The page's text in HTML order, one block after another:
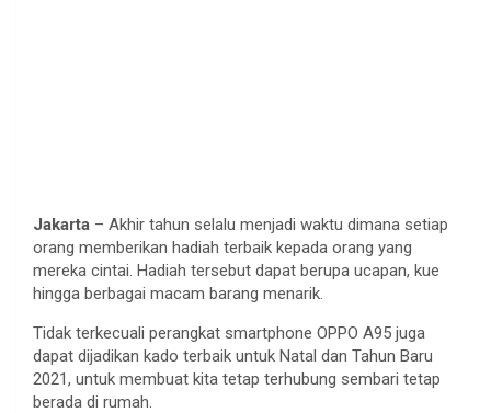
Jakarta – Akhir tahun selalu menjadi waktu dimana setiap
orang memberikan hadiah terbaik kepada orang yang
mereka cintai. Hadiah tersebut dapat berupa ucapan, kue
hingga berbagai macam barang menarik.
Tidak terkecuali perangkat smartphone OPPO A95 juga
dapat dijadikan kado terbaik untuk Natal dan Tahun Baru
2021, untuk membuat kita tetap terhubung sembari tetap
berada di rumah.